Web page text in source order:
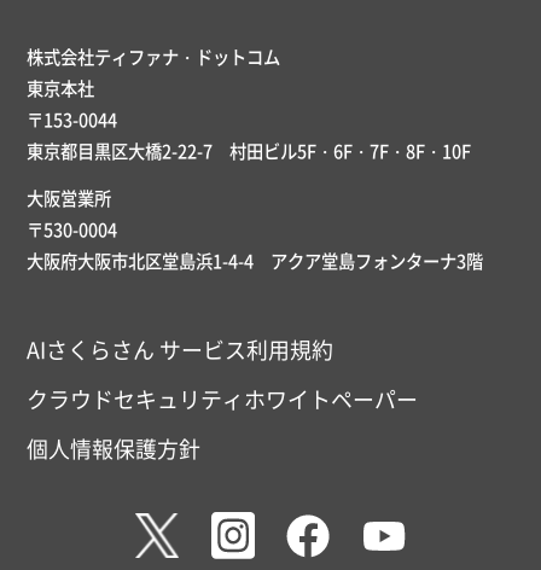
株式会社ティファナ・ドットコム
東京本社
〒153-0044
東京都目黒区大橋2-22-7 村田ビル5F・6F・7F・8F・10F
大阪営業所
〒530-0004
大阪府大阪市北区堂島浜1-4-4 アクア堂島フォンターナ3階
AIさくらさん サービス利用規約
クラウドセキュリティホワイトペーパー
個人情報保護方針